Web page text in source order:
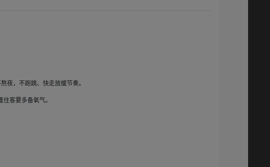
夜，不跑跳、快走放缓节奏。
客要多备氧气。